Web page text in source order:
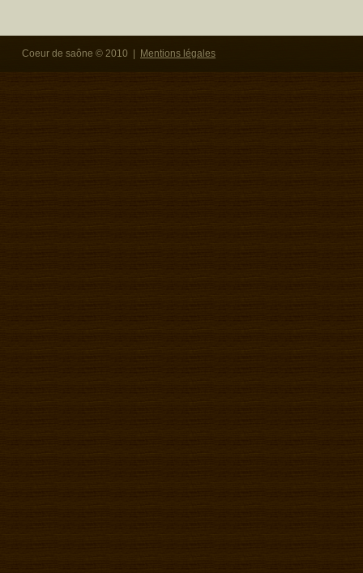
Coeur de saône © 2010 | Mentions légales